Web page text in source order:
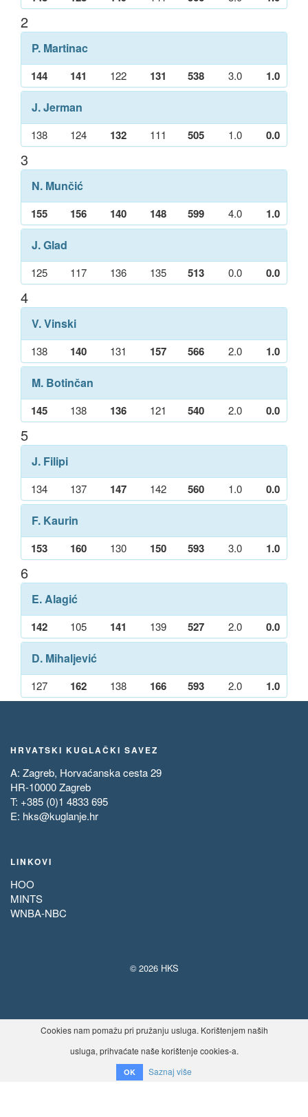
2
P. Martinac
144 141 122 131 538 3.0 1.0
J. Jerman
138 124 132 111 505 1.0 0.0
3
N. Munčić
155 156 140 148 599 4.0 1.0
J. Glad
125 117 136 135 513 0.0 0.0
4
V. Vinski
138 140 131 157 566 2.0 1.0
M. Botinčan
145 138 136 121 540 2.0 0.0
5
J. Filipi
134 137 147 142 560 1.0 0.0
F. Kaurin
153 160 130 150 593 3.0 1.0
6
E. Alagić
142 105 141 139 527 2.0 0.0
D. Mihaljević
127 162 138 166 593 2.0 1.0
HRVATSKI KUGLAČKI SAVEZ
A: Zagreb, Horvaćanska cesta 29
HR-10000 Zagreb
T: +385 (0)1 4833 695
E: hks@kuglanje.hr
LINKOVI
HOO
MINTS
WNBA-NBC
© 2026 HKS
Cookies nam pomažu pri pružanju usluga. Korištenjem naših
usluga, prihvaćate naše korištenje cookies-a.
OK Saznaj više